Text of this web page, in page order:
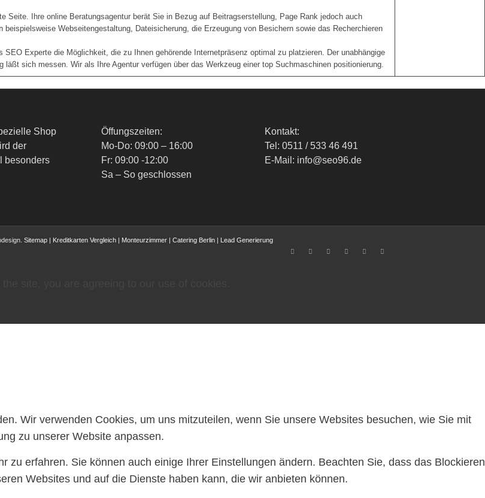
Seite. Ihre online Beratungsagentur berät Sie in Bezug auf Beitragserstellung, Page Rank jedoch auch
Webseitengestaltung, Dateisicherung, die Erzeugung von Besichern sowie das Recherchieren
Experte die Möglichkeit, die zu Ihnen gehörende Internetpräsenz optimal zu platzieren. Der unabhängige
sich messen. Wir als Ihre Agentur verfügen über das Werkzeug einer top Suchmaschinen positionierung.
Shop
der
besonders
Öffungszeiten:
Mo-Do: 09:00 – 16:00
Fr: 09:00 -12:00
Sa – So geschlossen
Kontakt:
Tel: 0511 / 533 46 491
E-Mail: info@seo96.de
Sitemap | Kreditkarten Vergleich | Monteurzimmer | Catering Berlin | Lead Generierung
Wir verwenden Cookies, um uns mitzuteilen, wenn Sie unsere Websites besuchen, wie Sie mit
zu unserer Website anpassen.
zu erfahren. Sie können auch einige Ihrer Einstellungen ändern. Beachten Sie, dass das Blockieren
Websites und auf die Dienste haben kann, die wir anbieten können.